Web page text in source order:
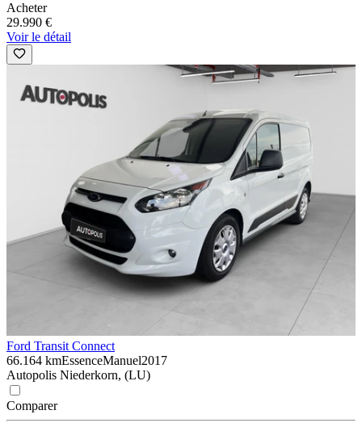
Acheter
29.990 €
Voir le détail
Ford Transit Connect
66.164 kmEssenceManuel2017
Autopolis Niederkorn, (LU)
Comparer